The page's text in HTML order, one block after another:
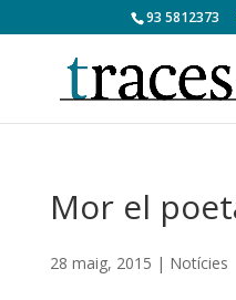
93 5812373
Mor el
28 maig, 2015 | Notícies